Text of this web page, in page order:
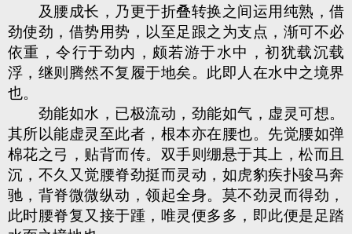
及腰成长，乃更于折叠转换之间运用纯熟，借
劲使劲，借势用势，以至足跟之为支点，渐可不必
依重，令行于劲内，颇若游于水中，初犹载沉载
浮，继则腾然不复履于地矣。此即人在水中之境界
也。
劲能如水，已极流动，劲能如气，虚灵可想。
其所以能虚灵至此者，根本亦在腰也。先觉腰如弹
棉花之弓，贴背而传。双手则绷悬于其上，松而且
沉，不久又觉腰脊劲挺而灵动，如虎豹疾扑骏马奔
驰，背脊微微纵动，领起全身。莫不劲灵而得劲，
此时腰脊复又接于踵，唯灵便多多，即此便是足踏